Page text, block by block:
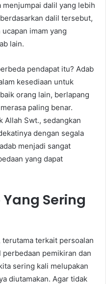
dalil yang lebih
dalil tersebut,
imam yang
lain.
pendapat itu? Adab
kesediaan untuk
orang lain, berlapang
paling benar.
Allah Swt., sedangkan
dengan segala
menjadi sangat
yang dapat
Sering
terkait persoalan
pemikiran dan
sering kali melupakan
diutamakan. Agar tidak